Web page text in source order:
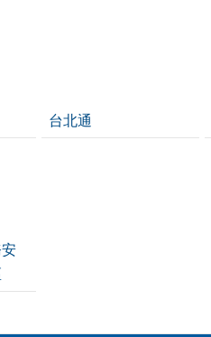
台北通